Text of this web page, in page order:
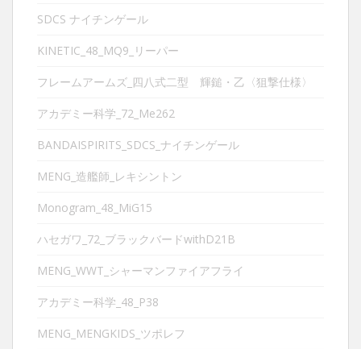
SDCS ナイチンゲール
KINETIC_48_MQ9_リーパー
フレームアームズ_四八式二型 輝鎚・乙〈狙撃仕様〉
アカデミー科学_72_Me262
BANDAISPIRITS_SDCS_ナイチンゲール
MENG_造艦師_レキシントン
Monogram_48_MiG15
ハセガワ_72_ブラックバードwithD21B
MENG_WWT_シャーマンファイアフライ
アカデミー科学_48_P38
MENG_MENGKIDS_ツポレフ